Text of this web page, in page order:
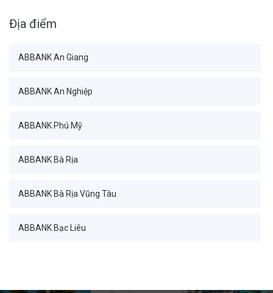
Địa điểm
ABBANK An Giang
ABBANK An Nghiệp
ABBANK Phú Mỹ
ABBANK Bà Rịa
ABBANK Bà Rịa Vũng Tàu
ABBANK Bạc Liêu